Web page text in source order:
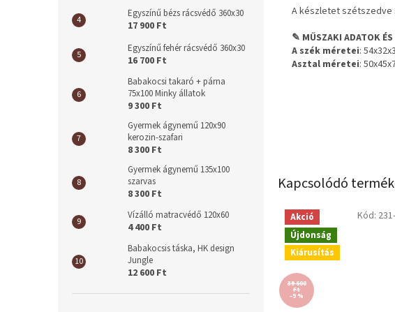
Egyszínű bézs rácsvédő 360x30
17 900 Ft
Egyszínű fehér rácsvédő 360x30
16 700 Ft
Babakocsi takaró + párna
75x100 Minky állatok
9 300 Ft
Gyermek ágynemű 120x90
kerozin-szafari
8 300 Ft
Gyermek ágynemű 135x100
szarvas
8 300 Ft
Vízálló matracvédő 120x60
4 400 Ft
Babakocsis táska, HK design
Jungle
12 600 Ft
Kapcsolódó
Akció
Újdonság
Kiárusítás
39 600
Ft
–9 %
Kód:
A készletet szétszedve
✎ MŰSZAKI ADATOK ÉS
A szék méretei:
Asztal méretei: